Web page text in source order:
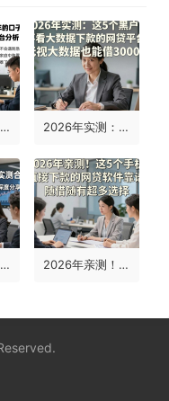
2026年严筛！贷款2万期限一年的口子盘点，附百分百下款1000的平台分析 2026年实测：这5个黑户不看大数据下款的网贷平台，无视大数据也能借3000！
2026安心首选！500到1000小额网贷APP实测合集，附征信要求不高的2000借款口子深度分享 2026年亲测！这5个手机直接下款的网贷软件靠谱，随借随有超多选择